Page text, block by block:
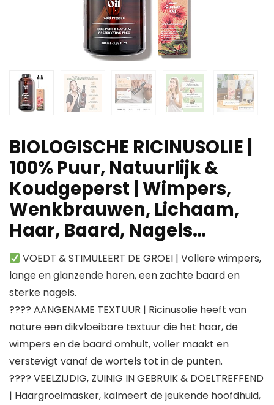
BIOLOGISCHE RICINUSOLIE |
100% Puur, Natuurlijk &
Koudgeperst | Wimpers,
Wenkbrauwen, Lichaam,
Haar, Baard, Nagels…
VOEDT & STIMULEERT DE GROEI | Vollere wimpers,
lange en glanzende haren, een zachte baard en
sterke nagels.
???? AANGENAME TEXTUUR | Ricinusolie heeft van
nature een dikvloeibare textuur die het haar, de
wimpers en de baard omhult, voller maakt en
verstevigt vanaf de wortels tot in de punten.
???? VEELZIJDIG, ZUINIG IN GEBRUIK & DOELTREFFEND
| Haargroeimasker, kalmeert de jeukende hoofdhuid,